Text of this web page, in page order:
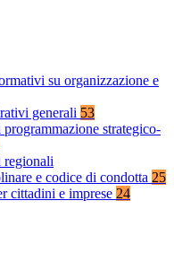
su organizzazione e
generali 53
strategico-
regionali
e codice di condotta 25
cittadini e imprese 24